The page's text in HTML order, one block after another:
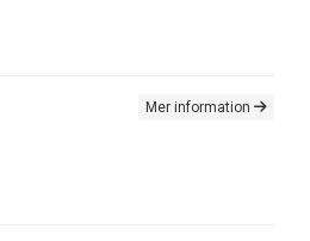
Mer information